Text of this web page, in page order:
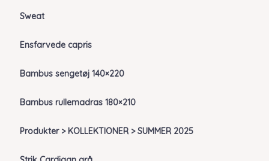
Sweat
Ensfarvede capris
Bambus sengetøj 140×220
Bambus rullemadras 180×210
Produkter > KOLLEKTIONER > SUMMER 2025